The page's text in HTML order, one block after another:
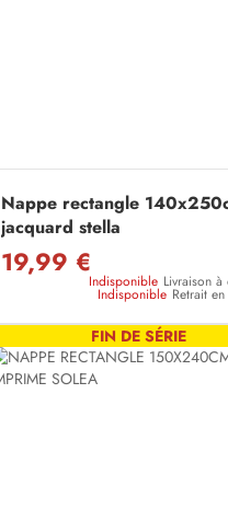
Nappe rectangle
jacquard stella
19,99 €
Indisponible Livraison
Indisponible Retrait
FIN DE SÉRIE